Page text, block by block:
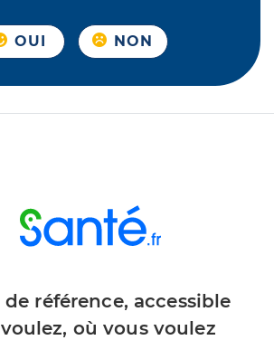
OUI NON
référence, accessible
où vous voulez